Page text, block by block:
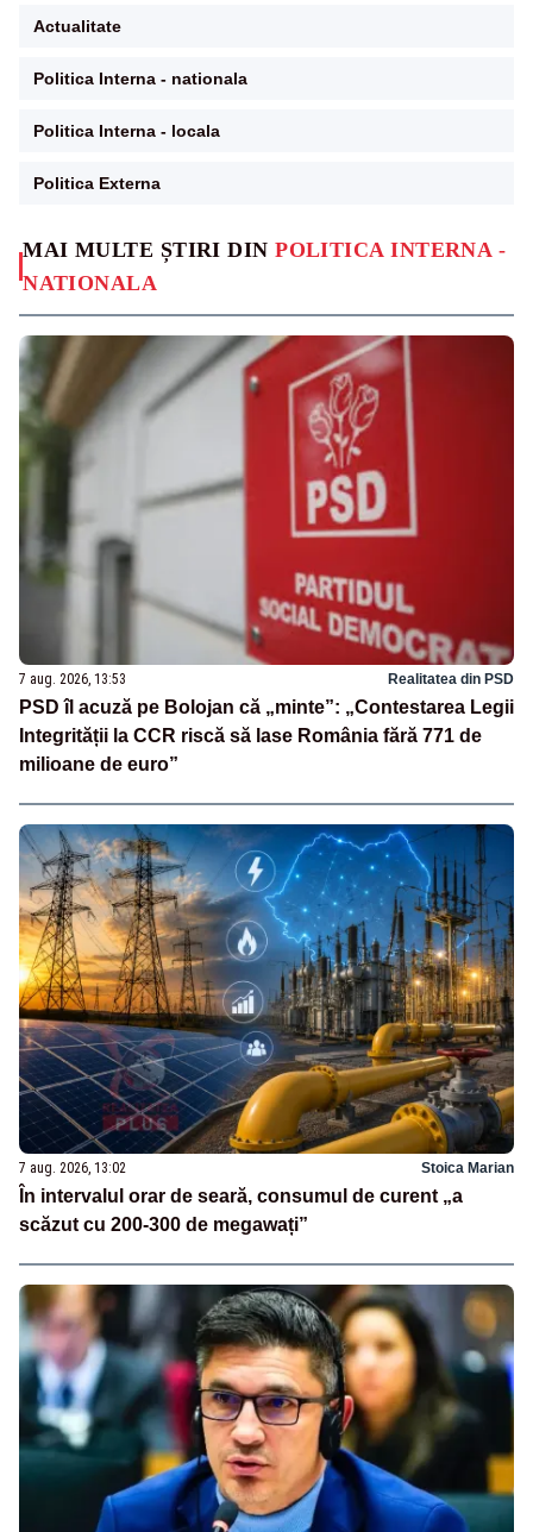
MAI MULTE ȘTIRI DINPOLITICA INTERNA -
NATIONALA
7 aug. 2026, 13:53 Realitatea din PSD
PSD îl acuză pe Bolojan că „minte”: „Contestarea Legii
Integrității la CCR riscă să lase România fără 771 de
milioane de euro”
7 aug. 2026, 13:02 Stoica Marian
În intervalul orar de seară, consumul de curent „a
scăzut cu 200-300 de megawați”
Actualitate
Politica Interna - nationala
Politica Interna - locala
Politica Externa